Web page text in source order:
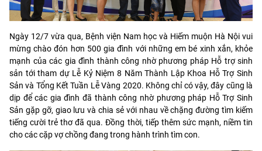
Ngày 12/7 vừa qua, Bệnh viện Nam học và Hiếm muộn Hà Nội vui
mừng chào đón hơn 500 gia đình với những em bé xinh xắn, khỏe
mạnh của các gia đình thành công nhờ phương pháp Hỗ trợ sinh
sản tới tham dự Lễ Kỷ Niệm 8 Năm Thành Lập Khoa Hỗ Trợ Sinh
Sản và Tổng Kết Tuần Lễ Vàng 2020. Không chỉ có vậy, đây cũng là
dịp để các gia đình đã thành công nhờ phương pháp Hỗ Trợ Sinh
Sản gặp gỡ, giao lưu và chia sẻ với nhau về chặng đường tìm kiếm
tiếng cười trẻ thơ đã qua. Đồng thời, tiếp thêm sức mạnh, niềm tin
cho các cặp vợ chồng đang trong hành trình tìm con.